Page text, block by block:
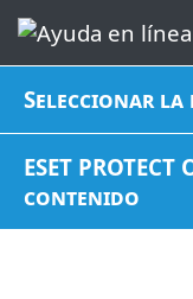
Seleccionar la
ESET
contenido